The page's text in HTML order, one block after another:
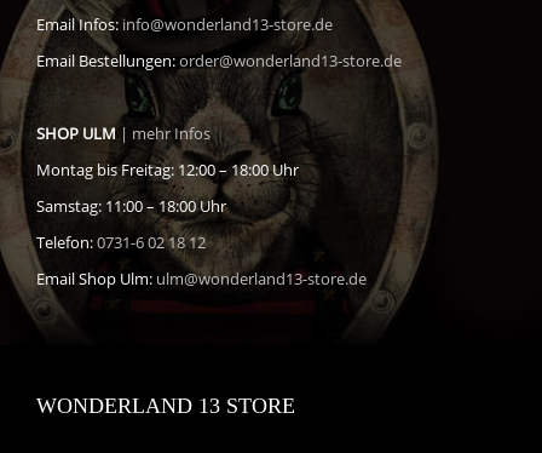
Email Infos: info@wonderland13-store.de
Email Bestellungen:order@wonderland13-store.de
SHOP ULM | mehr Infos
Montag bis Freitag: 12:00 – 18:00 Uhr
Samstag: 11:00 – 18:00 Uhr
Telefon:0731-6 02 18 12
Email Shop Ulm: ulm@wonderland13-store.de
WONDERLAND 13 STORE